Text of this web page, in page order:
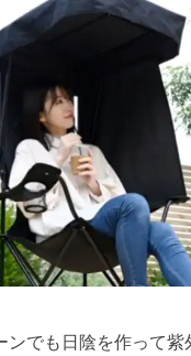
ンでも日陰を作って